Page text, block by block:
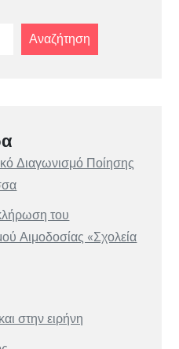
Αναζήτηση
Διαγωνισμό Ποίησης
του
Αιμοδοσίας «Σχολεία
στην ειρήνη